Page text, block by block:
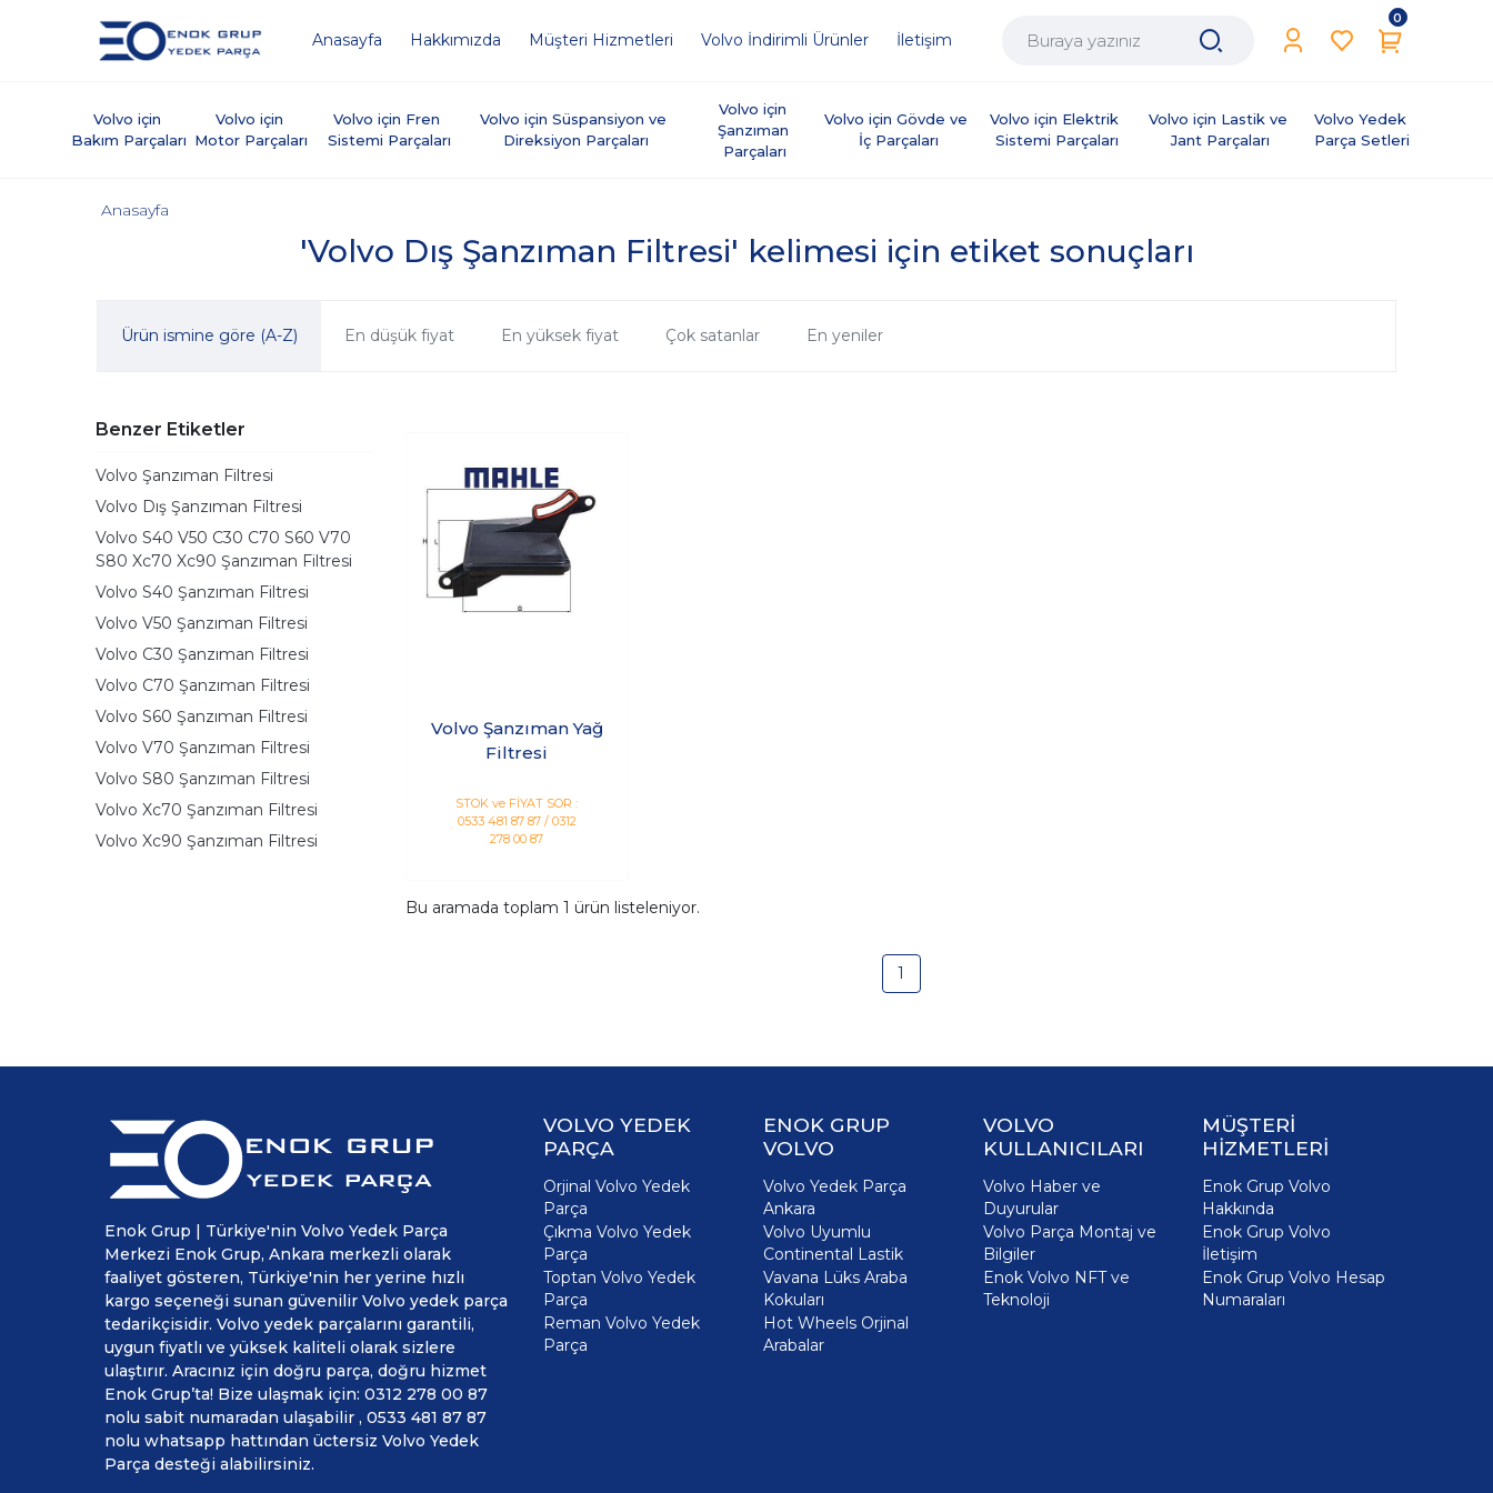
Anasayfa Hakkımızda Müşteri Hizmetleri Volvo İndirimli Ürünler İletişim
0
Volvo için
Bakım Parçaları
Volvo için
Motor Parçaları
Volvo için Fren
Sistemi Parçaları
Volvo için Süspansiyon ve
Direksiyon Parçaları
Volvo için
Şanzıman
Parçaları
Volvo için Gövde ve
İç Parçaları
Volvo için Elektrik
Sistemi Parçaları
Volvo için Lastik ve
Jant Parçaları
Volvo Yedek
Parça Setleri
'Volvo Dış Şanzıman Filtresi' kelimesi için etiket sonuçları
Anasayfa
Ürün ismine göre (A-Z) En düşük fiyat En yüksek fiyat Çok satanlar En yeniler
Benzer Etiketler
Volvo Şanzıman Filtresi
Volvo Dış Şanzıman Filtresi
Volvo S40 V50 C30 C70 S60 V70
S80 Xc70 Xc90 Şanzıman Filtresi
Volvo S40 Şanzıman Filtresi
Volvo V50 Şanzıman Filtresi
Volvo C30 Şanzıman Filtresi
Volvo C70 Şanzıman Filtresi
Volvo S60 Şanzıman Filtresi
Volvo V70 Şanzıman Filtresi
Volvo S80 Şanzıman Filtresi
Volvo Xc70 Şanzıman Filtresi
Volvo Xc90 Şanzıman Filtresi
Volvo Şanzıman Yağ
Filtresi
STOK ve FİYAT SOR :
0533 481 87 87 / 0312
278 00 87
Bu aramada toplam 1 ürün listeleniyor.
1
Enok Grup | Türkiye'nin Volvo Yedek Parça
Merkezi Enok Grup, Ankara merkezli olarak
faaliyet gösteren, Türkiye'nin her yerine hızlı
kargo seçeneği sunan güvenilir Volvo yedek parça
tedarikçisidir. Volvo yedek parçalarını garantili,
uygun fiyatlı ve yüksek kaliteli olarak sizlere
ulaştırır. Aracınız için doğru parça, doğru hizmet
Enok Grup’ta! Bize ulaşmak için: 0312 278 00 87
nolu sabit numaradan ulaşabilir , 0533 481 87 87
nolu whatsapp hattından üctersiz Volvo Yedek
Parça desteği alabilirsiniz.
VOLVO YEDEK
PARÇA
Orjinal Volvo Yedek
Parça
Çıkma Volvo Yedek
Parça
Toptan Volvo Yedek
Parça
Reman Volvo Yedek
Parça
ENOK GRUP
VOLVO
Volvo Yedek Parça
Ankara
Volvo Uyumlu
Continental Lastik
Vavana Lüks Araba
Kokuları
Hot Wheels Orjinal
Arabalar
VOLVO
KULLANICILARI
Volvo Haber ve
Duyurular
Volvo Parça Montaj ve
Bilgiler
Enok Volvo NFT ve
Teknoloji
MÜŞTERİ
HİZMETLERİ
Enok Grup Volvo
Hakkında
Enok Grup Volvo
İletişim
Enok Grup Volvo Hesap
Numaraları